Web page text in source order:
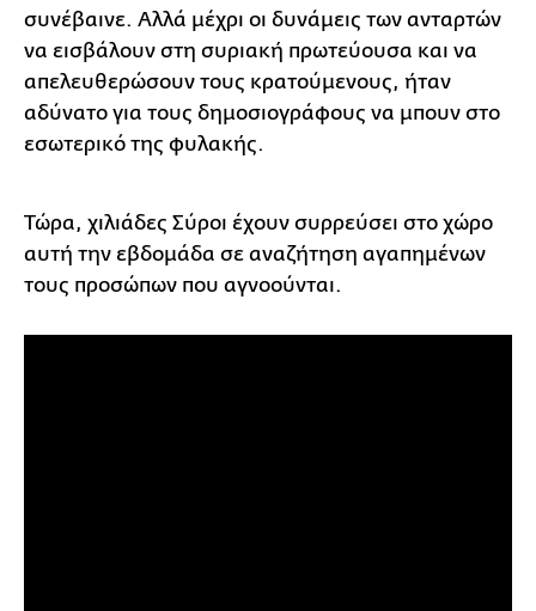
συνέβαινε. Αλλά μέχρι οι δυνάμεις των ανταρτών
να εισβάλουν στη συριακή πρωτεύουσα και να
απελευθερώσουν τους κρατούμενους, ήταν
αδύνατο για τους δημοσιογράφους να μπουν στο
εσωτερικό της φυλακής.
Τώρα, χιλιάδες Σύροι έχουν συρρεύσει στο χώρο
αυτή την εβδομάδα σε αναζήτηση αγαπημένων
τους προσώπων που αγνοούνται.